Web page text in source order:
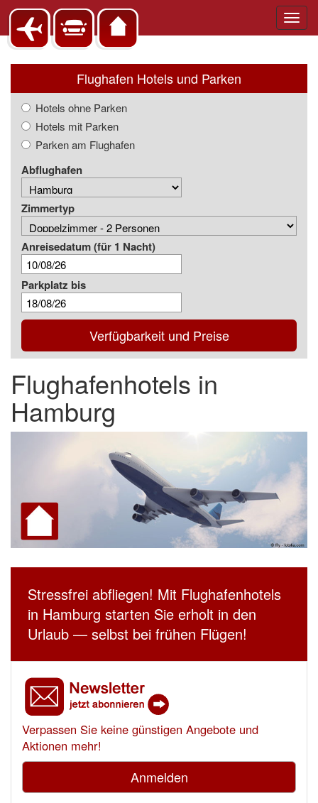
Flughafen Hotels und Parken
Hotels ohne Parken
Hotels mit Parken
Parken am Flughafen
Abflughafen
Zimmertyp
Anreisedatum(für 1 Nacht)
Parkplatz bis
Verfügbarkeit und Preise
Flughafenhotels in
Hamburg
Stressfrei abfliegen! Mit Flughafenhotels
in Hamburg starten Sie erholt in den
Urlaub — selbst bei frühen Flügen!
Verpassen Sie keine günstigen Angebote und
Aktionen mehr!
Anmelden